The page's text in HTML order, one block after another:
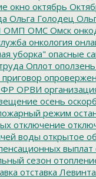
окно октябрь
Ольга Голодец
ОМП ОМС Омск
онкология
уборка" опасные
Оплот оползень
ОРВИ
осень
режим
отключение
воды открытое
выплат
сезон
отставка